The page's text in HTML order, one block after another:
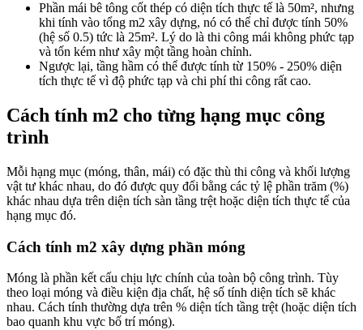
Phần mái bê tông cốt thép có diện tích thực tế là 50m², nhưng
khi tính vào tổng m2 xây dựng, nó có thể chỉ được tính 50%
(hệ số 0.5) tức là 25m². Lý do là thi công mái không phức tạp
và tốn kém như xây một tầng hoàn chỉnh.
Ngược lại, tầng hầm có thể được tính từ 150% - 250% diện
tích thực tế vì độ phức tạp và chi phí thi công rất cao.
Cách tính m2 cho từng hạng mục công
trình
Mỗi hạng mục (móng, thân, mái) có đặc thù thi công và khối lượng
vật tư khác nhau, do đó được quy đổi bằng các tỷ lệ phần trăm (%)
khác nhau dựa trên diện tích sàn tầng trệt hoặc diện tích thực tế của
hạng mục đó.
Cách tính m2 xây dựng phần móng
Móng là phần kết cấu chịu lực chính của toàn bộ công trình. Tùy
theo loại móng và điều kiện địa chất, hệ số tính diện tích sẽ khác
nhau. Cách tính thường dựa trên % diện tích tầng trệt (hoặc diện tích
bao quanh khu vực bố trí móng).